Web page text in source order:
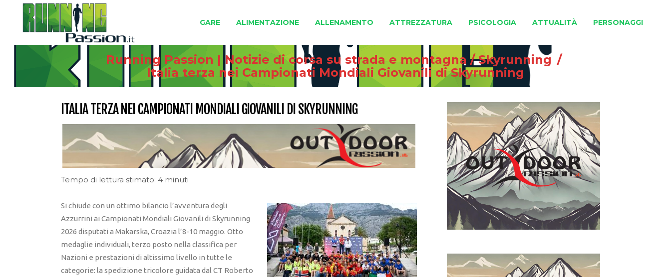
GARE ALIMENTAZIONE ALLENAMENTO ATTREZZATURA PSICOLOGIA ATTUALITÀ PERSONAGGI
Running Passion | Notizie di corsa su strada e montagna /Skyrunning /
Italia terza nei Campionati Mondiali Giovanili di Skyrunning
ITALIA TERZA NEI CAMPIONATI MONDIALI GIOVANILI DI SKYRUNNING
Tempo di lettura stimato: 4 minuti
Si chiude con un ottimo bilancio l’avventura degli
Azzurrini ai Campionati Mondiali Giovanili di Skyrunning
2026 disputati a Makarska, Croazia l’8-10 maggio. Otto
medaglie individuali, terzo posto nella classifica per
Nazioni e prestazioni di altissimo livello in tutte le
categorie: la spedizione tricolore guidata dal CT Roberto